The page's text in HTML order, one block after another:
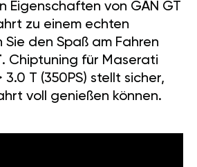
Eigenschaften von GÄN GT
zu einem echten
Sie den Spaß am Fahren
. Chiptuning für Maserati
3.0 T (350PS) stellt sicher,
voll genießen können.